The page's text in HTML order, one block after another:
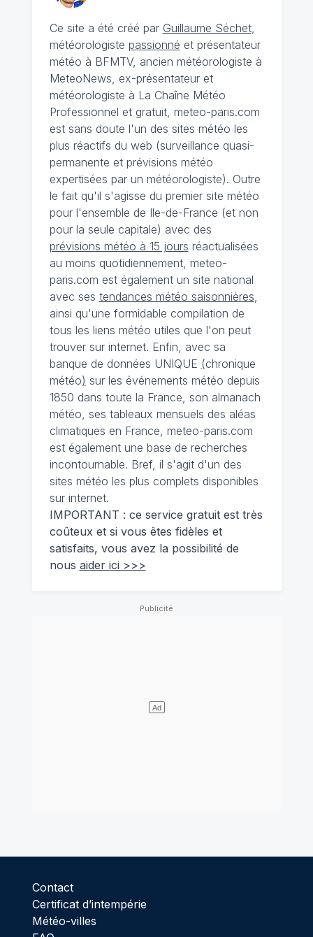
Ce site a été créé par Guillaume Séchet,
météorologiste passionné et présentateur
météo à BFMTV, ancien météorologiste à
MeteoNews, ex-présentateur et
météorologiste à La Chaîne Météo
Professionnel et gratuit, meteo-paris.com
est sans doute l'un des sites météo les
plus réactifs du web (surveillance quasi-
permanente et prévisions météo
expertisées par un météorologiste). Outre
le fait qu'il s'agisse du premier site météo
pour l'ensemble de Ile-de-France (et non
pour la seule capitale) avec des
prévisions météo à 15 jours réactualisées
au moins quotidiennement, meteo-
paris.com est également un site national
avec ses tendances météo saisonnières,
ainsi qu'une formidable compilation de
tous les liens météo utiles que l'on peut
trouver sur internet. Enfin, avec sa
banque de données UNIQUE (chronique
météo) sur les événements météo depuis
1850 dans toute la France, son almanach
météo, ses tableaux mensuels des aléas
climatiques en France, meteo-paris.com
est également une base de recherches
incontournable. Bref, il s'agit d'un des
sites météo les plus complets disponibles
sur internet.
IMPORTANT : ce service gratuit est très
coûteux et si vous êtes fidèles et
satisfaits, vous avez la possibilité de
nous aider ici >>>
Contact
Certificat d’intempérie
Météo-villes